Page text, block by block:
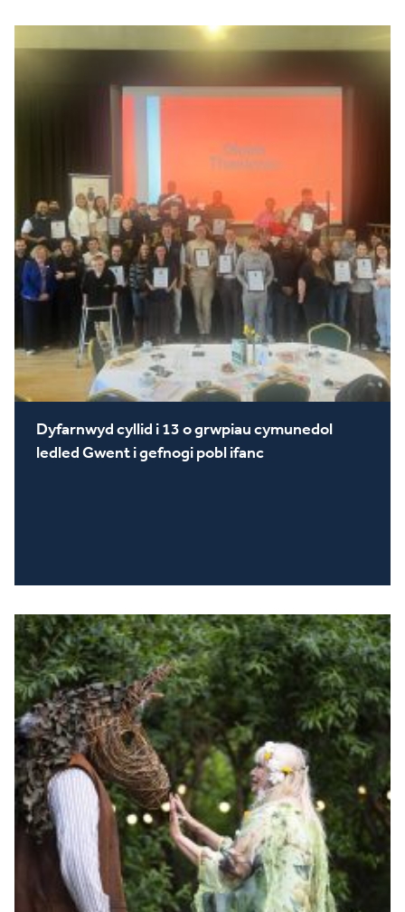
Dyfarnwyd cyllid i 13 o grwpiau cymunedol
ledled Gwent i gefnogi pobl ifanc